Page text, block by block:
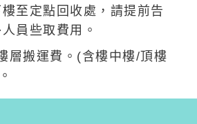
至定點回收處，請提前告
員些取費用。
層搬運費。(含樓中樓/頂樓